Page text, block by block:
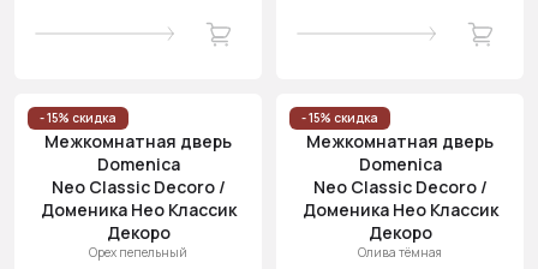
- 15% скидка
Межкомнатная дверь
Domenica
Neo Classic Decoro /
Доменика Нео Классик
Декоро
Орех пепельный
- 15% скидка
Межкомнатная дверь
Domenica
Neo Classic Decoro /
Доменика Нео Классик
Декоро
Олива тёмная